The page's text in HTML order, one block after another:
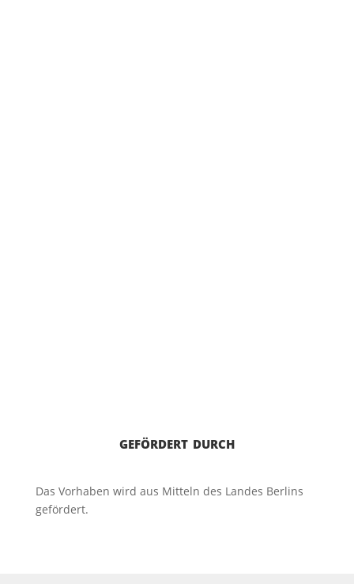
gefördert durch
Das Vorhaben wird aus Mitteln des Landes Berlins
gefördert.